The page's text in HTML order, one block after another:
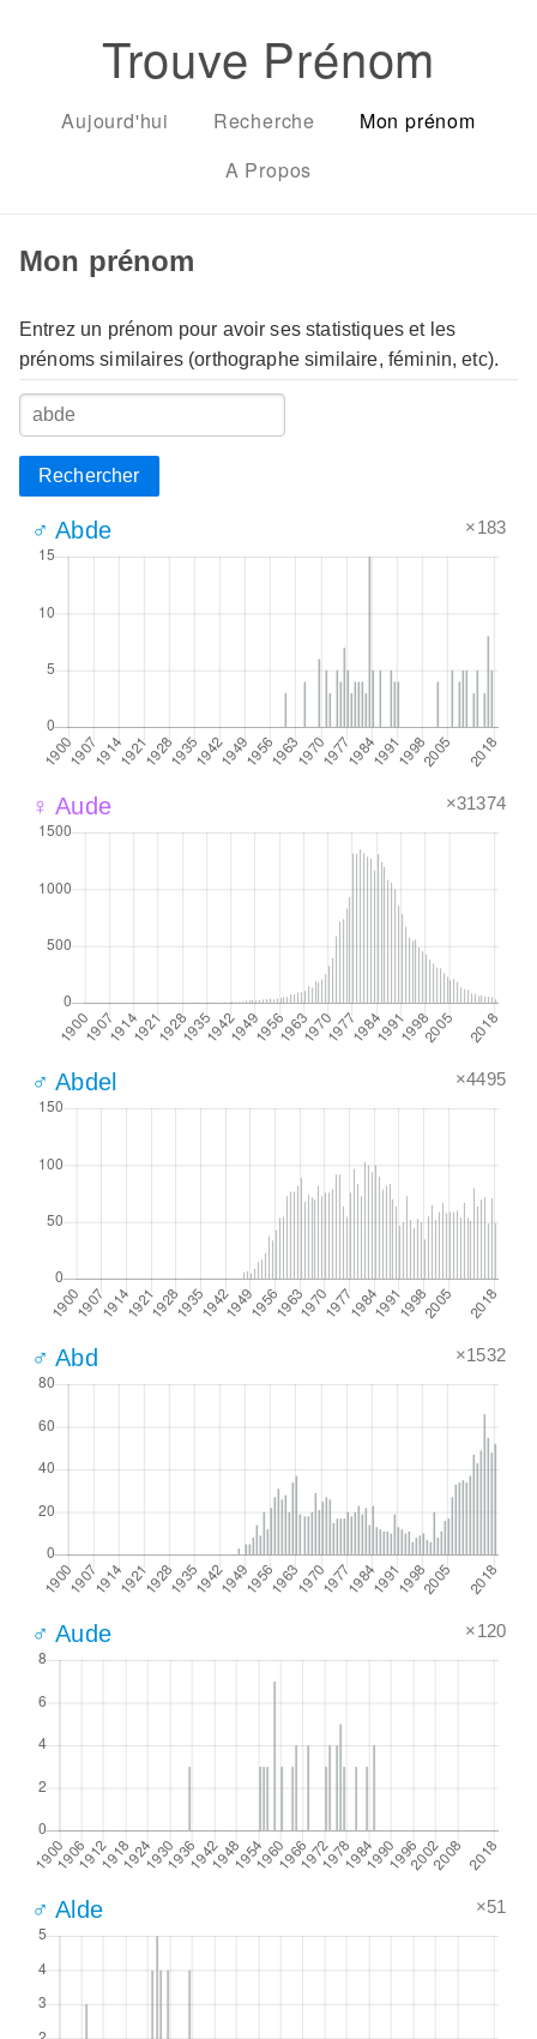
Trouve Prénom
Aujourd'hui Recherche
Mon prénom
A Propos
Mon prénom
Entrez un prénom pour avoir ses statistiques et les
prénoms similaires (orthographe similaire, féminin, etc).
Rechercher
♂ Abde ×183
♀ Aude ×31374
♂ Abdel ×4495
♂ Abd ×1532
♂ Aude ×120
♂ Alde ×51